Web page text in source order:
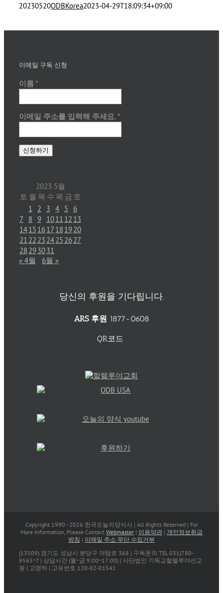
20230520ODBKorea2023-04-29T18:09:34+09:00
이메일 구독 신청
이름 *
이메일 주소를 입력해 주세요. *
2023 5월
토 월 목 수 목 금 토
1 2 3 4 5
6
7
8 9 1011 12 13
1415 1617 18 1920
21 22 23 2425 2627
28 293031
« 4월
6월 »
당신의 후원을 기다립니다.
ARS 후원 1877-0608
QR코드
Copyright 1990 - 2026 한국오늘의양식사 | All Rights Reserved | For
More Information, Please Contact Webmaster | 이용약관 | 개인정보취급
방침 | 이메일 주소 무단 수집거부
(13509) 경기도 성남시 분당구 야탑로 368 | 구독문의 TEL 031)780-
9565~7 | 상담시간 (월~금:9:00~17:00) | 사단법인 기독교할렐루야선교
원 | 고영하 | 고유번호 120-82-01541